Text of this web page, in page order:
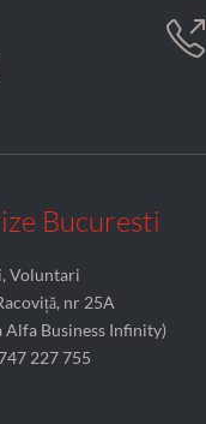

Bucuresti
Voluntari
nr 25A
Alfa Business Infinity)
227 755